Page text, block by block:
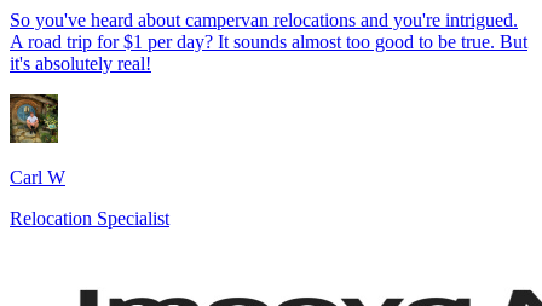
So you've heard about campervan relocations and you're intrigued.
A road trip for $1 per day? It sounds almost too good to be true. But
it's absolutely real!
Carl W
Relocation Specialist